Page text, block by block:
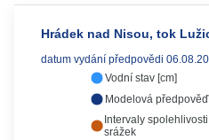
Vodní stav [cm]
Modelová
Intervaly
srážek
Hrádek nad Nisou, tok
datum vydání předpovědi